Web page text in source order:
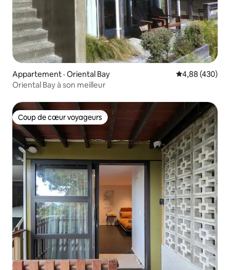
Appartement · Oriental Bay Note
4,88 (430)
Oriental Bay à son meilleur
Coup de cœur voyageurs
Coup de cœur voyageurs